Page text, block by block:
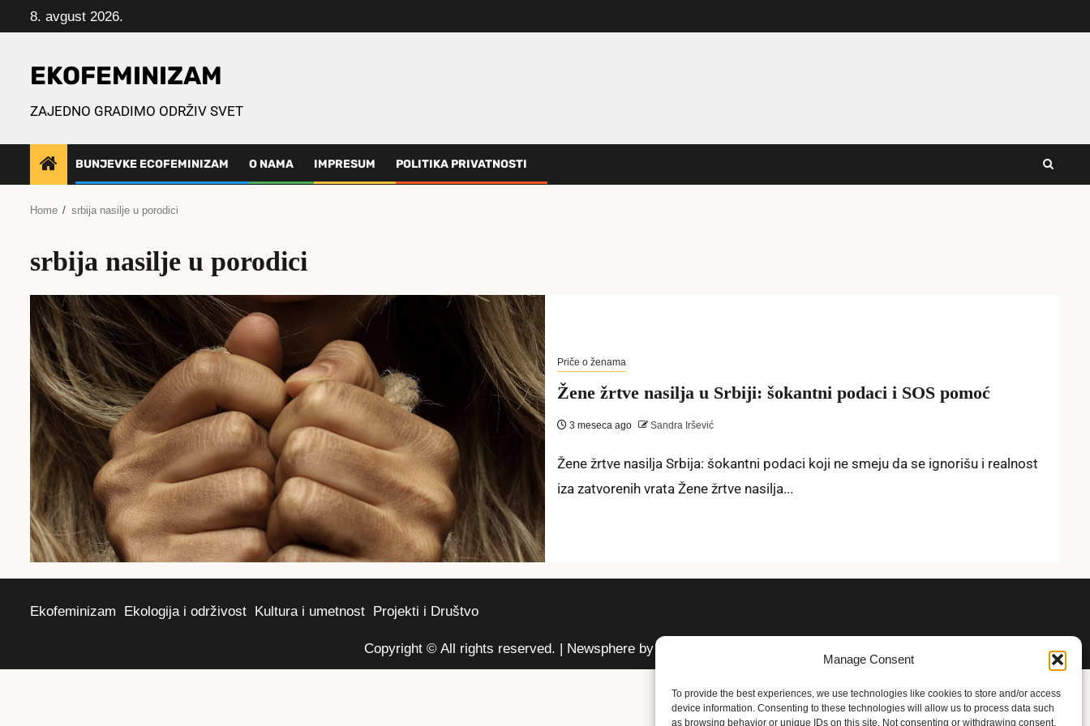
Manage Consent
To provide the best experiences, we use technologies like cookies to store and/or access
device information. Consenting to these technologies will allow us to process data such
as browsing behavior or unique IDs on this site. Not consenting or withdrawing consent,
to
8. avgust 2026.
EKOFEMINIZAM
ZAJEDNO GRADIMO ODRŽIV SVET
BUNJEVKE ECOFEMINIZAM O NAMA IMPRESUM POLITIKA PRIVATNOSTI
Home srbija nasilje u porodici
srbija nasilje u porodici
Priče o ženama
Žene žrtve nasilja u Srbiji: šokantni podaci i SOS pomoć
3 meseca ago Sandra Iršević
Žene žrtve nasilja Srbija: šokantni podaci koji ne smeju da se ignorišu i realnost
iza zatvorenih vrata Žene žrtve nasilja...
Ekofeminizam Ekologija i održivost Kultura i umetnost Projekti i Društvo
Copyright © All rights reserved. | Newsphereby AF themes.